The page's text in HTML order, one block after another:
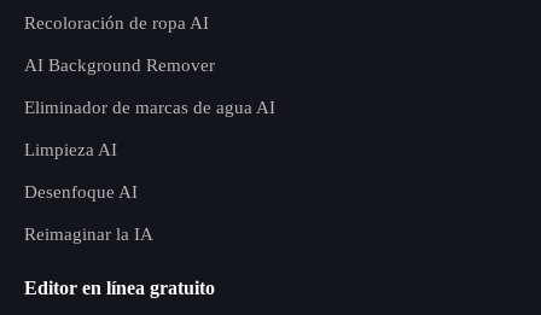
Recoloración de ropa AI
AI Background Remover
Eliminador de marcas de agua AI
Limpieza AI
Desenfoque AI
Reimaginar la IA
Editor en línea gratuito